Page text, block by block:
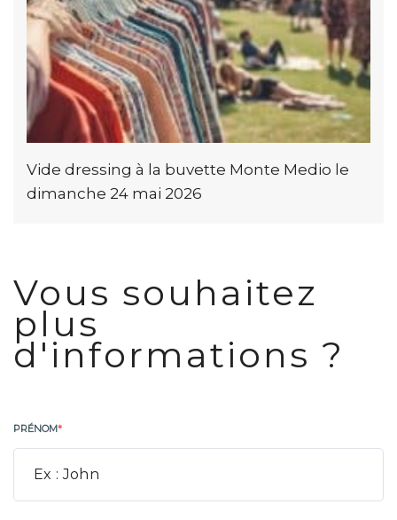
Vide dressing à la buvette Monte Medio le
dimanche 24 mai 2026
Vous souhaitez
plus
d'informations ?
PRÉNOM*